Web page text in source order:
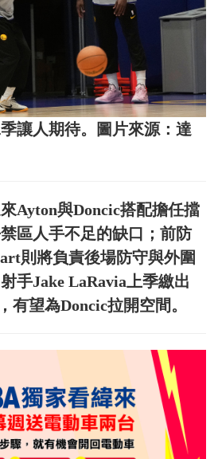
季讓人期待。圖片來源：達
Ayton與Doncic搭配擔任擋
區人手不足的缺口；前防
則將負責後場防守與外圍
手Jake LaRavia上季繳出
有望為Doncic拉開空間。